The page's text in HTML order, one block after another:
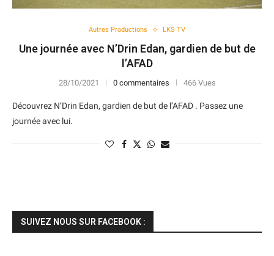
Autres Productions LKS TV
Une journée avec N’Drin Edan, gardien de but de
l’AFAD
28/10/2021 0 commentaires 466 Vues
Découvrez N’Drin Edan, gardien de but de l’AFAD . Passez une
journée avec lui.
SUIVEZ NOUS SUR FACEBOOK :